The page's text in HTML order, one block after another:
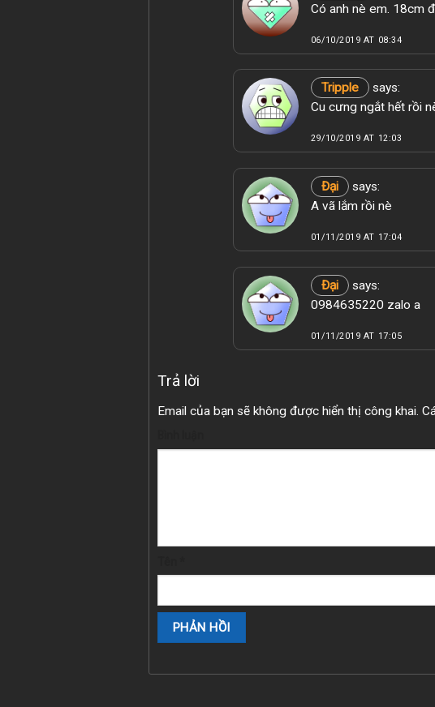
Có anh nè em. 18cm
06/10/2019 AT 08:34
Tripple
says:
Cu cưng ngắt hết rồi
29/10/2019 AT 12:03
Đại
says:
A vã lắm rồi nè
01/11/2019 AT 17:04
Đại
says:
0984635220 zalo a
01/11/2019 AT 17:05
Trả lời
Email của bạn sẽ không được hiển thị công khai.